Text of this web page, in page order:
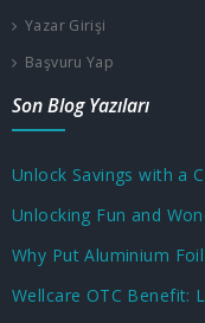
Yazar Girişi
Başvuru Yap
Son Blog Yazıları
Unlock Savings with a
Wellcare OTC Benefit: